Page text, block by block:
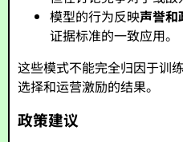
模型的行为反映声誉和
证据标准的一致应用。
这些模式不能完全归因于
选择和运营激励的结果。
政策建议